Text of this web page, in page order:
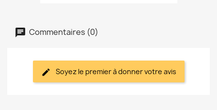
Commentaires (0)
Soyez le premier à donner votre avis